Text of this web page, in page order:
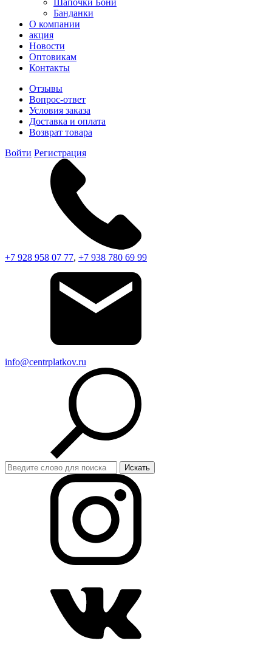
Шапочки Бони
Банданки
О компании
акция
Новости
Оптовикам
Контакты
Отзывы
Вопрос-ответ
Условия заказа
Доставка и оплата
Возврат товара
Войти Регистрация
+7 928 958 07 77, +7 938 780 69 99
info@centrplatkov.ru